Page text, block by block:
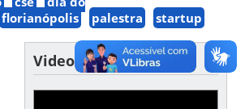
florianópolis palestra startup
Videos